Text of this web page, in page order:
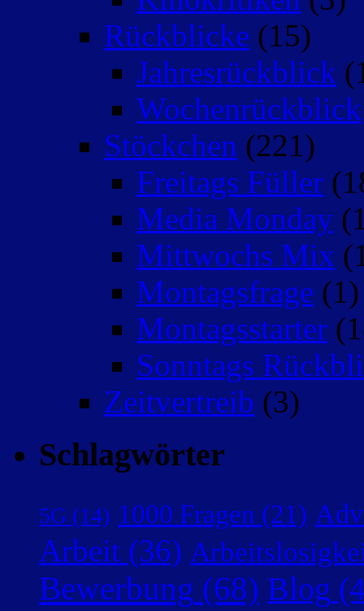
Rückblicke (15)
Jahresrückblick
Wochenrückblick
Stöckchen (221)
Freitags Füller
Media Monday
Mittwochs Mix
Montagsfrage (1)
Montagsstarter
Sonntags
Zeitvertreib (3)
Schlagwörter
5G (14) 1000 Fragen (21)
Arbeit (36)
Bewerbung (68) Blog